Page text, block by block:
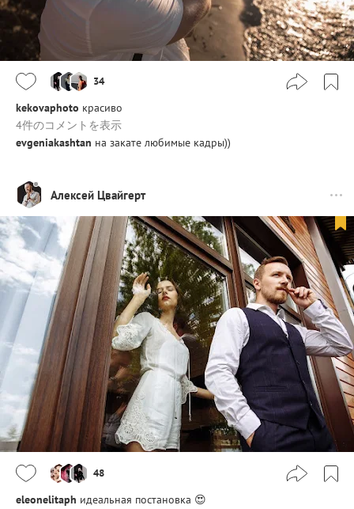
34
kekovaphoto красиво
4件のコメントを表示
evgeniakashtan на закате любимые кадры))
Алексей Цвайгерт
48
eleonelitaph идеальная постановка 😍